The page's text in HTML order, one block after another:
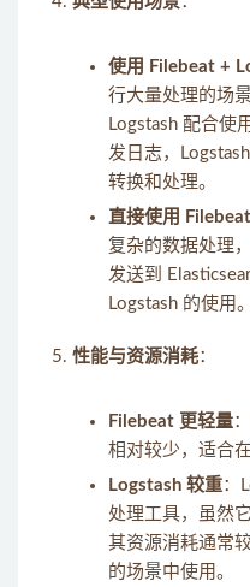
使用 Filebeat +
行大量处理的场
Logstash 配合使
发日志，
转换和处理。
直接使用
复杂的数据处理
发送到
Logstash 的使用。
性能与资源消耗：
Filebeat 更轻量
相对较少，适合
Logstash 较重：
处理工具，虽然
其资源消耗通常
的场景中使用。